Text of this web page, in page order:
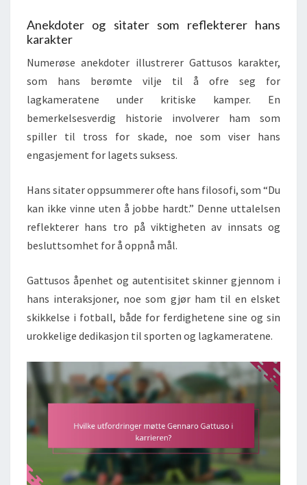
Anekdoter og sitater som reflekterer hans
karakter
Numerøse anekdoter illustrerer Gattusos karakter,
som hans berømte vilje til å ofre seg for
lagkameratene under kritiske kamper. En
bemerkelsesverdig historie involverer ham som
spiller til tross for skade, noe som viser hans
engasjement for lagets suksess.
Hans sitater oppsummerer ofte hans filosofi, som “Du
kan ikke vinne uten å jobbe hardt.” Denne uttalelsen
reflekterer hans tro på viktigheten av innsats og
besluttsomhet for å oppnå mål.
Gattusos åpenhet og autentisitet skinner gjennom i
hans interaksjoner, noe som gjør ham til en elsket
skikkelse i fotball, både for ferdighetene sine og sin
urokkelige dedikasjon til sporten og lagkameratene.